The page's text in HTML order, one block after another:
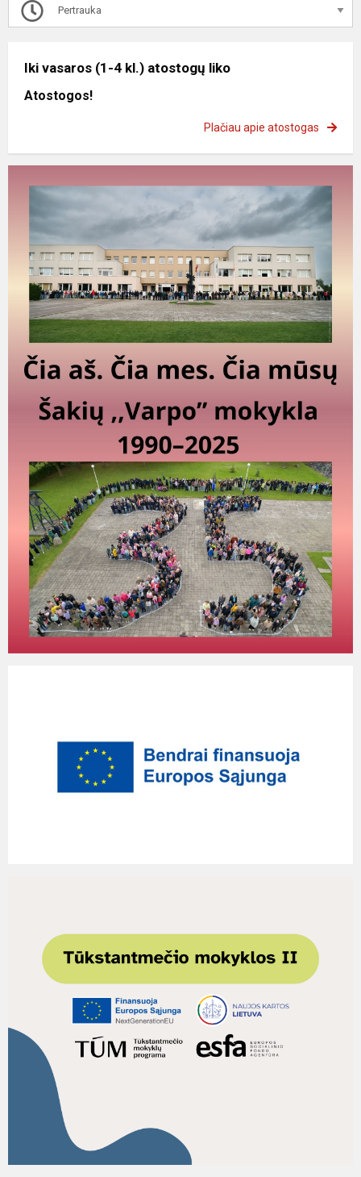
Pertrauka
Iki vasaros (1-4 kl.) atostogų liko
Atostogos!
Plačiau apie atostogas